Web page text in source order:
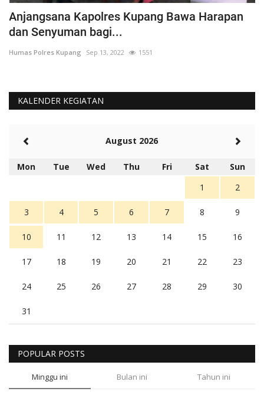
Anjangsana Kapolres Kupang Bawa Harapan
dan Senyuman bagi...
Humas Polres Kupang Sep 13, 2022 1551
KALENDER KEGIATAN
August 2026
Mon Tue Wed Thu Fri Sat
Sun
1
2
3 4 5 6 7 8 9
10 11 12 13 14 15 16
17 18 19 20 21 22 23
24 25 26 27 28 29 30
31
POPULAR POSTS
Minggu ini Bulan ini Tahun ini